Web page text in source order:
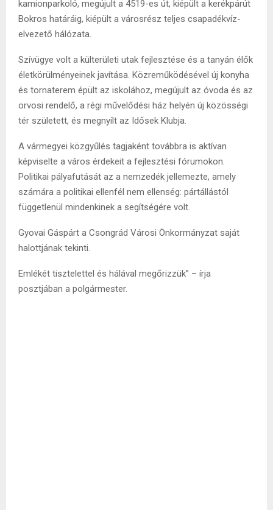
kamionparkoló, megújult a 4519-es út, kiépült a kerékpárút
Bokros határáig, kiépült a városrész teljes csapadékvíz-
elvezető hálózata.
Szívügye volt a külterületi utak fejlesztése és a tanyán élők
életkörülményeinek javítása. Közreműködésével új konyha
és tornaterem épült az iskolához, megújult az óvoda és az
orvosi rendelő, a régi művelődési ház helyén új közösségi
tér született, és megnyílt az Idősek Klubja.
A vármegyei közgyűlés tagjaként továbbra is aktívan
képviselte a város érdekeit a fejlesztési fórumokon.
Politikai pályafutását az a nemzedék jellemezte, amely
számára a politikai ellenfél nem ellenség: pártállástól
függetlenül mindenkinek a segítségére volt.
Gyovai Gáspárt a Csongrád Városi Önkormányzat saját
halottjának tekinti.
Emlékét tisztelettel és hálával megőrizzük” – írja
posztjában a polgármester.